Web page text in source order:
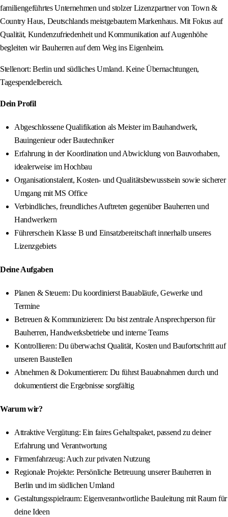
familiengeführtes Unternehmen und stolzer Lizenzpartner von Town &
Country Haus, Deutschlands meistgebautem Markenhaus. Mit Fokus auf
Qualität, Kundenzufriedenheit und Kommunikation auf Augenhöhe
begleiten wir Bauherren auf dem Weg ins Eigenheim.
Stellenort: Berlin und südliches Umland. Keine Übernachtungen,
Tagespendelbereich.
Dein Profil
Abgeschlossene Qualifikation als Meister im Bauhandwerk,
Bauingenieur oder Bautechniker
Erfahrung in der Koordination und Abwicklung von Bauvorhaben,
idealerweise im Hochbau
Organisationstalent, Kosten- und Qualitätsbewusstsein sowie sicherer
Umgang mit MS Office
Verbindliches, freundliches Auftreten gegenüber Bauherren und
Handwerkern
Führerschein Klasse B und Einsatzbereitschaft innerhalb unseres
Lizenzgebiets
Deine Aufgaben
Planen & Steuern: Du koordinierst Bauabläufe, Gewerke und
Termine
Betreuen & Kommunizieren: Du bist zentrale Ansprechperson für
Bauherren, Handwerksbetriebe und interne Teams
Kontrollieren: Du überwachst Qualität, Kosten und Baufortschritt auf
unseren Baustellen
Abnehmen & Dokumentieren: Du führst Bauabnahmen durch und
dokumentierst die Ergebnisse sorgfältig
Warum wir?
Attraktive Vergütung: Ein faires Gehaltspaket, passend zu deiner
Erfahrung und Verantwortung
Firmenfahrzeug: Auch zur privaten Nutzung
Regionale Projekte: Persönliche Betreuung unserer Bauherren in
Berlin und im südlichen Umland
Gestaltungsspielraum: Eigenverantwortliche Bauleitung mit Raum für
deine Ideen